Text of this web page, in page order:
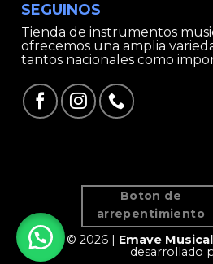
SEGUINOS
Tienda de instrumentos
ofrecemos una amplia
tantos nacionales como
Boton de
arrepentimiento
© 2026 | Emave Musical
desarrollado